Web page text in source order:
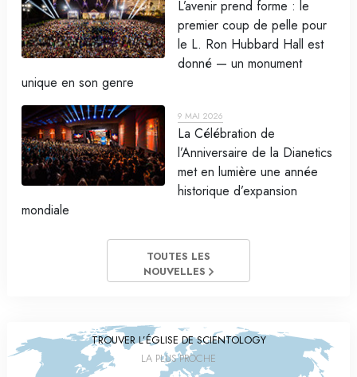
L’avenir prend forme : le
premier coup de pelle pour
le L. Ron Hubbard Hall est
donné — un monument
unique en son genre
9 MAI 2026
La Célébration de
l’Anniversaire de la Dianetics
met en lumière une année
historique d’expansion
mondiale
TOUTES LES
NOUVELLES
TROUVER L’ÉGLISE DE SCIENTOLOGY
LA PLUS PROCHE